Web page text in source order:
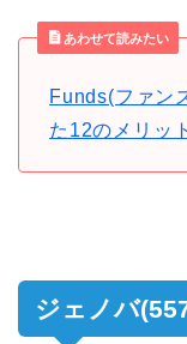
あわせて読みたい
Funds(ファン
た12のメリッ
ジェノバ